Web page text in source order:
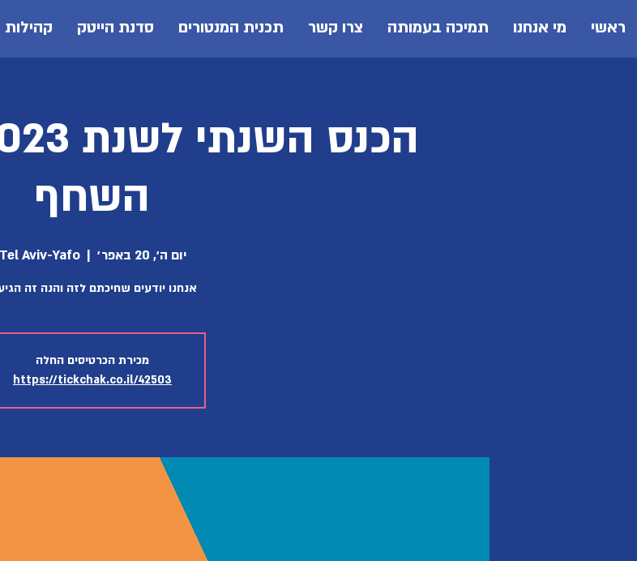
ראשי מי אנחנו תמיכה בעמותה צרו קשר תכנית המנטורים סדנת הייטק קהילות
השחף
יום ה׳, 20 באפר׳
  |
Tel Aviv-Yafo
אנחנו יודעים שחיכתם לזה והנה זה
מכירת הכרטיסים החלה
https://tickchak.co.il/42503